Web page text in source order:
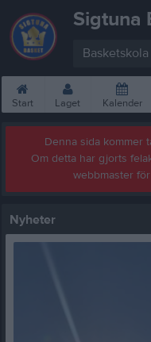
Sigtuna
Start Laget Kalender
Denna sida kommer
Om detta har gjorts
webbmaster
Nyheter